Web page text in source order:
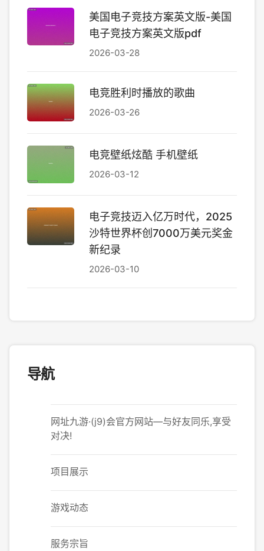
美国电子竞技方案英文版-美国
电子竞技方案英文版pdf
2026-03-28
电竞胜利时播放的歌曲
2026-03-26
电竞壁纸炫酷 手机壁纸
2026-03-12
电子竞技迈入亿万时代，2025
沙特世界杯创7000万美元奖金
新纪录
2026-03-10
导航
网址九游·(j9)会官方网站—与好友同乐,享受
对决!
项目展示
游戏动态
服务宗旨